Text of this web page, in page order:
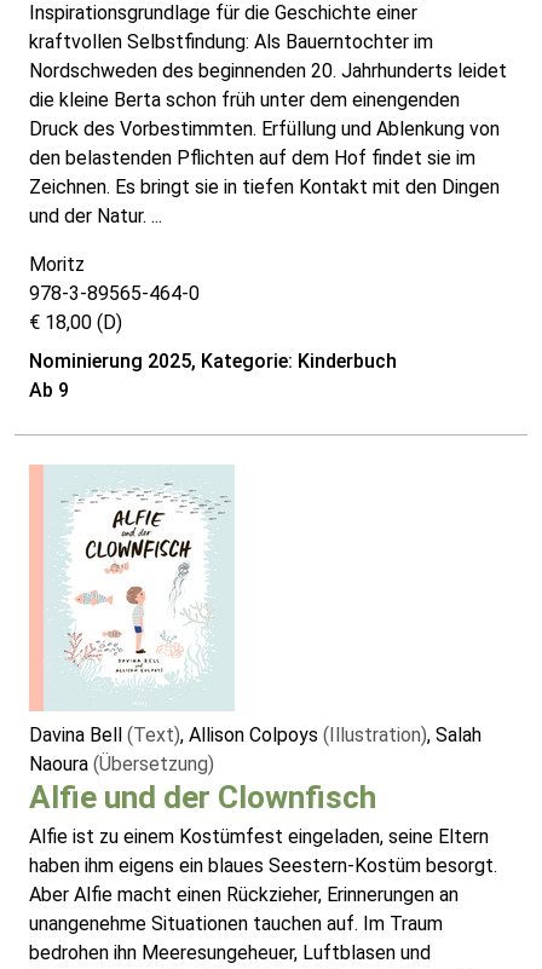
Inspirationsgrundlage für die Geschichte einer
kraftvollen Selbstfindung: Als Bauerntochter im
Nordschweden des beginnenden 20. Jahrhunderts leidet
die kleine Berta schon früh unter dem einengenden
Druck des Vorbestimmten. Erfüllung und Ablenkung von
den belastenden Pflichten auf dem Hof findet sie im
Zeichnen. Es bringt sie in tiefen Kontakt mit den Dingen
und der Natur. ...
Moritz
978-3-89565-464-0
€ 18,00 (D)
Nominierung 2025, Kategorie: Kinderbuch
Ab 9
Davina Bell (Text), Allison Colpoys (Illustration), Salah
Naoura (Übersetzung)
Alfie und der Clownfisch
Alfie ist zu einem Kostümfest eingeladen, seine Eltern
haben ihm eigens ein blaues Seestern-Kostüm besorgt.
Aber Alfie macht einen Rückzieher, Erinnerungen an
unangenehme Situationen tauchen auf. Im Traum
bedrohen ihn Meeresungeheuer, Luftblasen und